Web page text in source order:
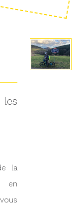
la
en